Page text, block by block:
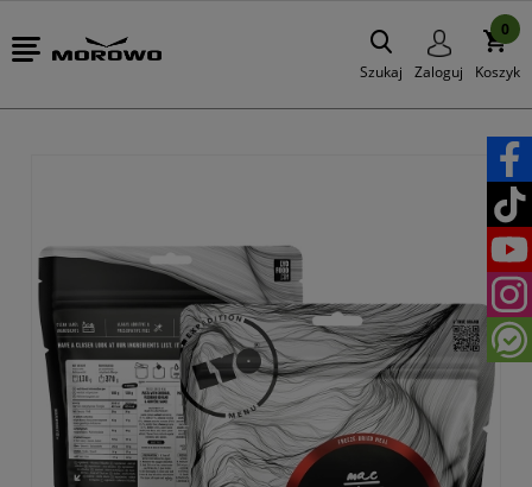
Szukaj Zaloguj Koszyk
0